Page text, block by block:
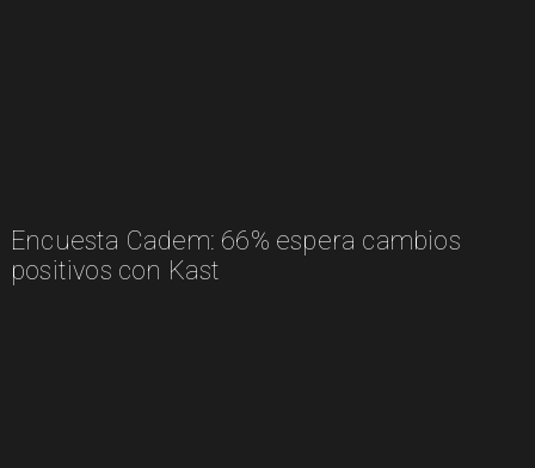
Encuesta Cadem: 66% espera cambios
positivos con Kast